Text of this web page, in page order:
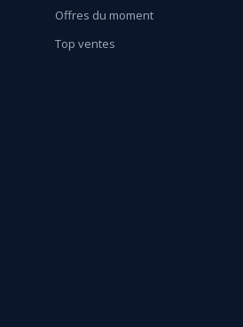
Offres du moment
Top ventes